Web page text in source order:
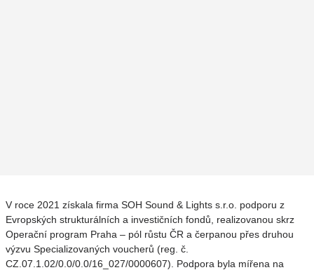
V roce 2021 získala firma SOH Sound & Lights s.r.o. podporu z
Evropských strukturálních a investičních fondů, realizovanou skrz
Operační program Praha – pól růstu ČR a čerpanou přes druhou
výzvu Specializovaných voucherů (reg. č.
CZ.07.1.02/0.0/0.0/16_027/0000607). Podpora byla mířena na